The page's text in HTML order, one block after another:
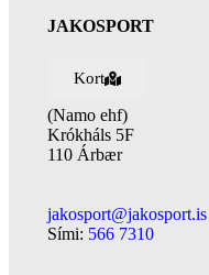
JAKOSPORT
Kort
(Namo ehf)
Krókháls 5F
110 Árbær
jakosport@jakosport.is
Sími: 566 7310